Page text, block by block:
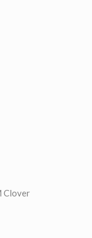
Clover